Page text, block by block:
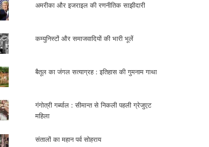
अमरीका और इजराइल की रणनीतिक साझीदारी
कम्युनिस्टों और समाजवादियों की भारी भूलें
बैतूल का जंगल सत्याग्रह : इतिहास की गुमनाम गाथा
गंगोत्री गर्ब्याल : सीमान्त से निकली पहली ग्रेजुएट
महिला
संतालों का महान पर्व सोहराय